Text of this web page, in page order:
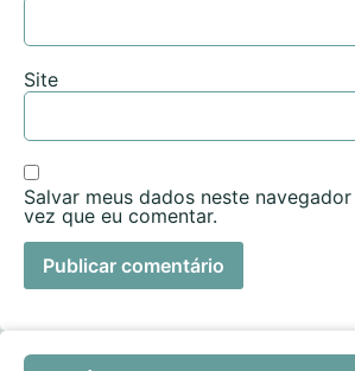
Site
Salvar meus dados neste
vez que eu comentar.